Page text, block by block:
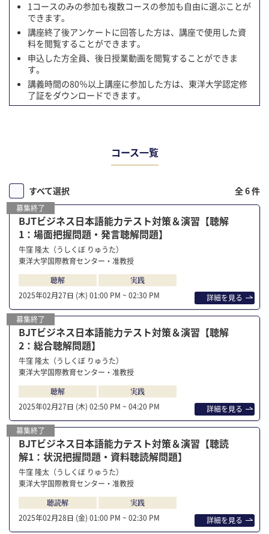
1コースのみの参加も複数コースの参加も自由に選ぶことが
できます。
講座終了後アンケートに回答した方は、講座で使用した資
料を閲覧することができます。
申込した方全員、後日授業動画を閲覧することができま
す。
講義時間の80％以上講座に参加した方は、東洋大学認定修
了証をダウンロードできます。
コース⼀覧
すべて選択 全 6 件
募集終了
2025年02⽉27⽇ (木) 01:00 PM ~ 02:30 PM
聴解 実践
牛窪 隆太（うしくぼ りゅうた）
東洋大学国際教育センター・准教授
BJTビジネス日本語能力テスト対策＆演習【聴解
1：場面把握問題・発言聴解問題】
詳細を⾒る
募集終了
2025年02⽉27⽇ (木) 02:50 PM ~ 04:20 PM
聴解 実践
牛窪 隆太（うしくぼ りゅうた）
東洋大学国際教育センター・准教授
BJTビジネス日本語能力テスト対策＆演習【聴解
2：総合聴解問題】
詳細を⾒る
募集終了
2025年02⽉28⽇ (金) 01:00 PM ~ 02:30 PM
聴読解 実践
牛窪 隆太（うしくぼ りゅうた）
東洋大学国際教育センター・准教授
BJTビジネス日本語能力テスト対策＆演習【聴読
解1：状況把握問題・資料聴読解問題】
詳細を⾒る